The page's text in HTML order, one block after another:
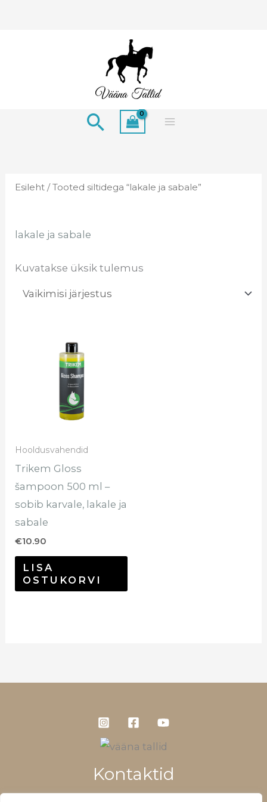
Search
Esileht / Tooted siltidega “lakale ja sabale”
lakale ja sabale
Kuvatakse üksik tulemus
Hooldusvahendid
Trikem Gloss
šampoon 500 ml –
sobib karvale, lakale ja
sabale
€10.90
LISA
OSTUKORVI
Kontaktid